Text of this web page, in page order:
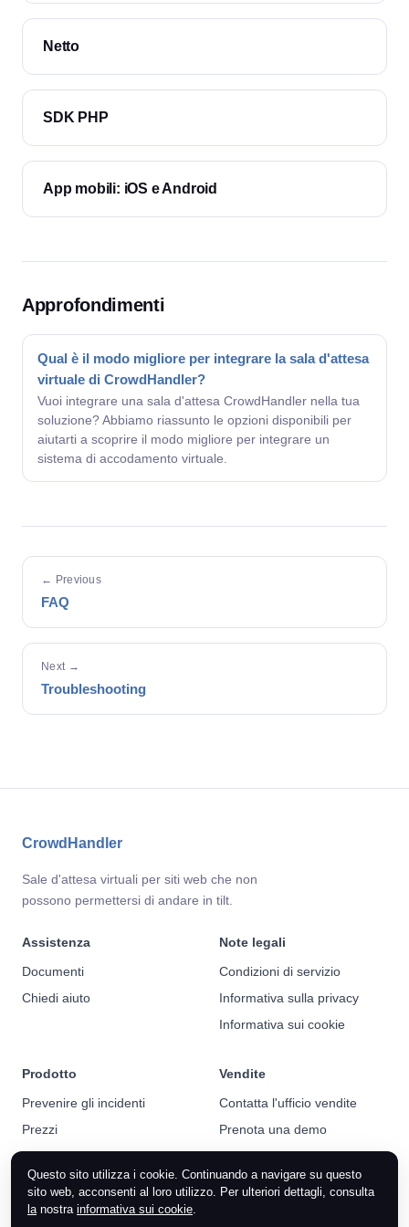
Netto
SDK PHP
App mobili: iOS e Android
Approfondimenti
Qual è il modo migliore per integrare la sala d'attesa
virtuale di CrowdHandler?
Vuoi integrare una sala d'attesa CrowdHandler nella tua
soluzione? Abbiamo riassunto le opzioni disponibili per
aiutarti a scoprire il modo migliore per integrare un
sistema di accodamento virtuale.
← Previous
FAQ
Next →
Troubleshooting
CrowdHandler
Sale d'attesa virtuali per siti web che non
possono permettersi di andare in tilt.
Assistenza
Documenti
Chiedi aiuto
Note legali
Condizioni di servizio
Informativa sulla privacy
Informativa sui cookie
Prodotto
Prevenire gli incidenti
Prezzi
Notizie
Vendite
Contatta l'ufficio vendite
Prenota una demo
Questo sito utilizza i cookie. Continuando a navigare su questo
sito web, acconsenti al loro utilizzo. Per ulteriori dettagli, consulta
lanostra informativa sui cookie.